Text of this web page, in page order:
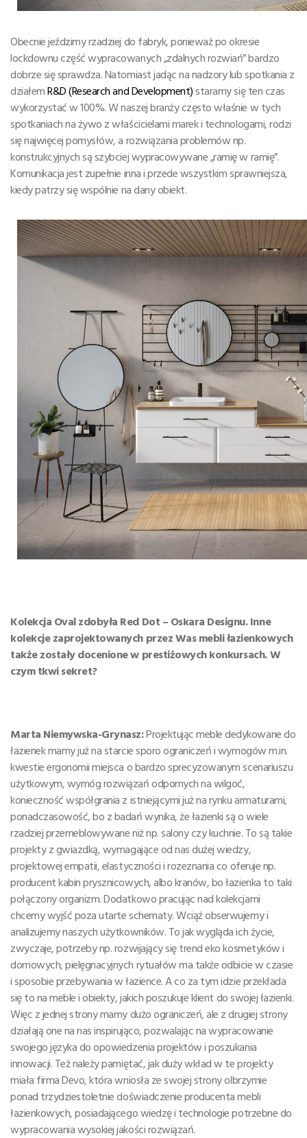
Obecnie jeździmy rzadziej do fabryk, ponieważ po okresie
lockdownu część wypracowanych „zdalnych rozwiań” bardzo
dobrze się sprawdza. Natomiast jadąc na nadzory lub spotkania z
działemR&D(Research and Development)staramy się ten czas
wykorzystać w 100%. W naszej branży często właśnie w tych
spotkaniach na żywo z właścicielami marek i technologami, rodzi
się najwięcej pomysłów, a rozwiązania problemów np.
konstrukcyjnych są szybciej wypracowywane „ramię w ramię”.
Komunikacja jest zupełnie inna i przede wszystkim sprawniejsza,
kiedy patrzy się wspólnie na dany obiekt.
Kolekcja Oval zdobyła Red Dot – Oskara Designu. Inne
kolekcje zaprojektowanych przez Was mebli łazienkowych
także zostały docenione w prestiżowych konkursach. W
czym tkwi sekret?
Marta Niemywska-Grynasz:Projektując meble dedykowane do
łazienek mamy już na starcie sporo ograniczeń i wymogów m.in.
kwestie ergonomii miejsca o bardzo sprecyzowanym scenariuszu
użytkowym, wymóg rozwiązań odpornych na wilgoć,
konieczność współgrania z istniejącymi już na rynku armaturami,
ponadczasowość, bo z badań wynika, że łazienki są o wiele
rzadziej przemeblowywane niż np. salony czy kuchnie. To są takie
projekty z gwiazdką, wymagające od nas dużej wiedzy,
projektowej empatii, elastyczności i rozeznania co oferuje np.
producent kabin prysznicowych, albo kranów, bo łazienka to taki
połączony organizm. Dodatkowo pracując nad kolekcjami
chcemy wyjść poza utarte schematy. Wciąż obserwujemy i
analizujemy naszych użytkowników. To jak wygląda ich życie,
zwyczaje, potrzeby np. rozwijający się trend eko kosmetyków i
domowych, pielęgnacyjnych rytuałów ma także odbicie w czasie
i sposobie przebywania w łazience. A co za tym idzie przekłada
się to na meble i obiekty, jakich poszukuje klient do swojej łazienki.
Więc z jednej strony mamy dużo ograniczeń, ale z drugiej strony
działają one na nas inspirująco, pozwalając na wypracowanie
swojego języka do opowiedzenia projektów i poszukania
innowacji. Też należy pamiętać, jak duży wkład w te projekty
miała firma Devo, która wniosła ze swojej strony olbrzymie
ponad trzydziestoletnie doświadczenie producenta mebli
łazienkowych, posiadającego wiedzę i technologie potrzebne do
wypracowania wysokiej jakości rozwiązań.